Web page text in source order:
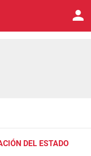
DEL ESTADO